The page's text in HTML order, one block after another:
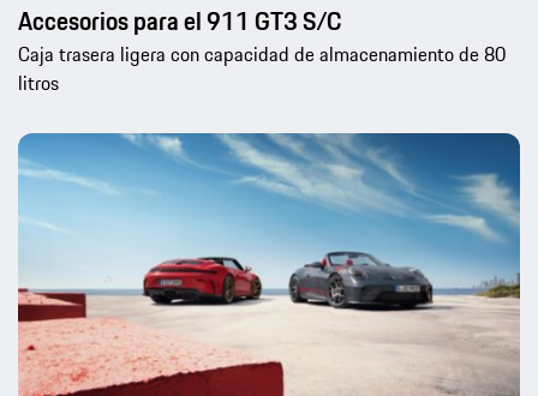
Accesorios para el 911 GT3 S/C
Caja trasera ligera con capacidad de almacenamiento de 80
litros